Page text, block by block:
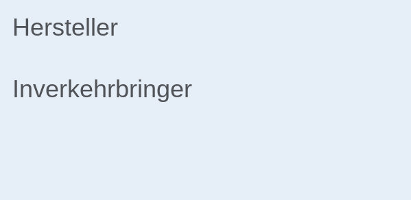
Hersteller
Inverkehrbringer